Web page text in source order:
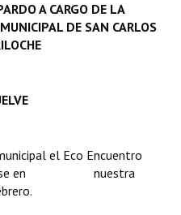
A CARGO DE LA
DE SAN CARLOS
el Eco Encuentro
en nuestra